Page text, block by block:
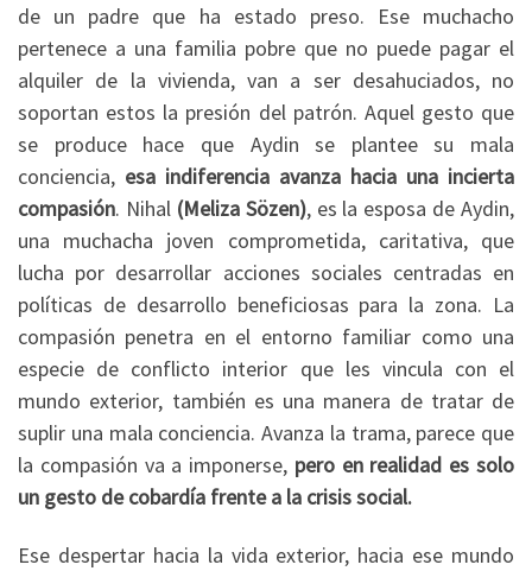
de un padre que ha estado preso. Ese muchacho
pertenece a una familia pobre que no puede pagar el
alquiler de la vivienda, van a ser desahuciados, no
soportan estos la presión del patrón. Aquel gesto que
se produce hace que Aydin se plantee su mala
conciencia, esa indiferencia avanza hacia una incierta
compasión. Nihal (Meliza Sözen), es la esposa de Aydin,
una muchacha joven comprometida, caritativa, que
lucha por desarrollar acciones sociales centradas en
políticas de desarrollo beneficiosas para la zona. La
compasión penetra en el entorno familiar como una
especie de conflicto interior que les vincula con el
mundo exterior, también es una manera de tratar de
suplir una mala conciencia. Avanza la trama, parece que
la compasión va a imponerse, pero en realidad es solo
un gesto de cobardía frente a la crisis social.
Ese despertar hacia la vida exterior, hacia ese mundo